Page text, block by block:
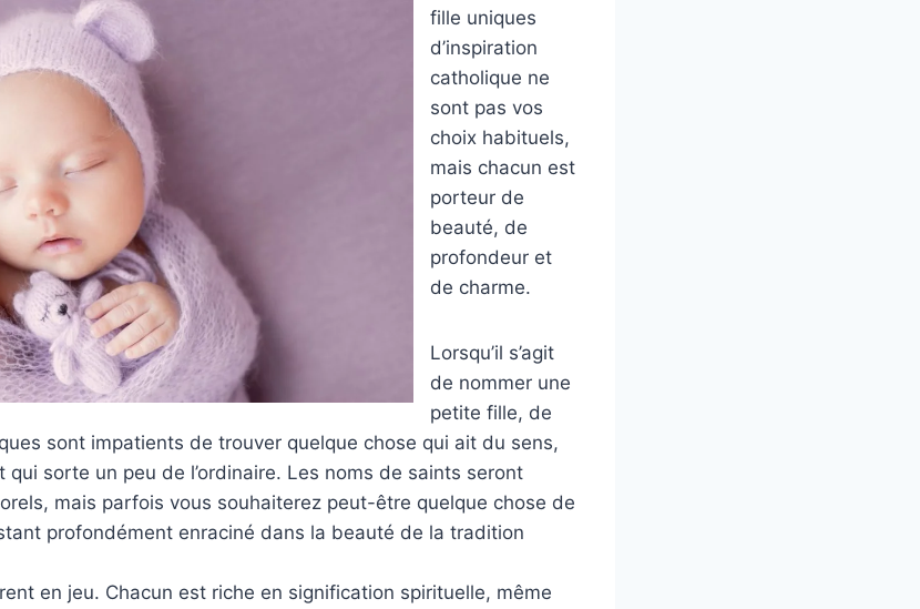
fille uniques
d’inspiration
catholique ne
sont pas vos
choix habituels,
mais chacun est
porteur de
beauté, de
profondeur et
de charme.
Lorsqu’il s’agit
de nommer une
petite fille, de
sont impatients de trouver quelque chose qui ait du sens,
sorte un peu de l’ordinaire. Les noms de saints seront
mais parfois vous souhaiterez peut-être quelque chose de
profondément enraciné dans la beauté de la tradition
en jeu. Chacun est riche en signification spirituelle, même